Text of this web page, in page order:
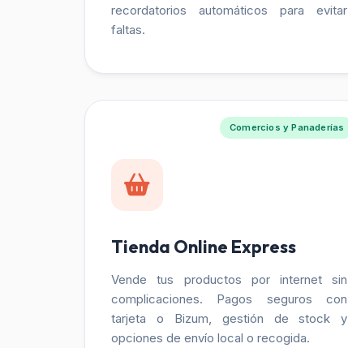
recordatorios automáticos para evitar
faltas.
Comercios y Panaderías
Tienda Online Express
Vende tus productos por internet sin
complicaciones. Pagos seguros con
tarjeta o Bizum, gestión de stock y
opciones de envío local o recogida.